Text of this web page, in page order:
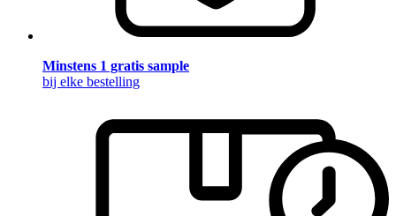
Minstens 1 gratis sample
bij elke bestelling